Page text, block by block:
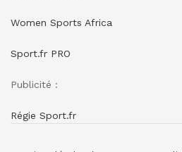
Women Sports Africa
Sport.fr PRO
Publicité :
Régie Sport.fr